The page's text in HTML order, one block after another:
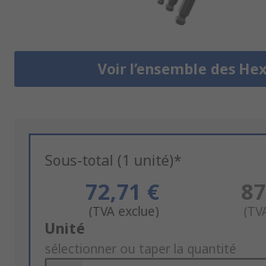
Voir l’ensemble des
Sous-total (1 unité)*
72,71 €
(TVA exclue)
Add
to
Unité
sélectionner ou taper la quantité